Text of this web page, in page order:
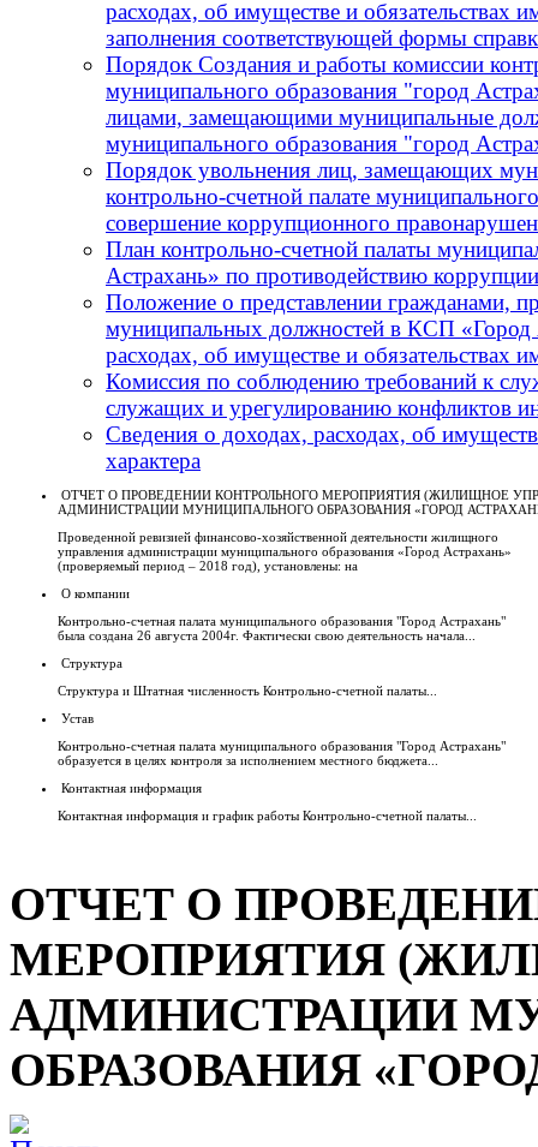
расходах, об имуществе и обязательствах
заполнения соответствующей формы
Порядок Создания и работы комиссии
муниципального образования "город
лицами, замещающими муниципальные
муниципального образования "город
Порядок увольнения лиц, замещающих
контрольно-счетной палате
совершение коррупционного
План контрольно-счетной палаты
Астрахань» по противодействию
Положение о представлении гражданами,
муниципальных должностей в КСП «Город
расходах, об имуществе и обязательствах
Комиссия по соблюдению требований к
служащих и урегулированию конфликтов
Сведения о доходах, расходах, об
характера
ОТЧЕТ О ПРОВЕДЕНИИ КОНТРОЛЬНОГО МЕРОПРИЯТИЯ (ЖИЛИЩНОЕ
АДМИНИСТРАЦИИ МУНИЦИПАЛЬНОГО ОБРАЗОВАНИЯ «ГОРОД
Проведенной ревизией финансово-хозяйственной деятельности жилищного
управления администрации муниципального образования «Город Астрахань»
(проверяемый период – 2018 год), установлены: на
О компании
Контрольно-счетная палата муниципального образования "Город Астрахань"
была создана 26 августа 2004г. Фактически свою деятельность начала...
Структура
Структура и Штатная численность Контрольно-счетной палаты...
Устав
Контрольно-счетная палата муниципального образования "Город Астрахань"
образуется в целях контроля за исполнением местного бюджета...
Контактная информация
Контактная информация и график работы Контрольно-счетной палаты...
ОТЧЕТ О
МЕРОПРИЯТИЯ
АДМИНИСТРАЦИИ
ОБРАЗОВАНИЯ